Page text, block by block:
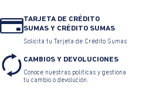
TARJETA DE CRÉDITO
SUMAS Y CRÉDITO SUMAS
Solicita tu Tarjeta de Crédito Sumas
CAMBIOS Y DEVOLUCIONES
Conoce nuestras políticas y gestiona
tu cambio o devolución.